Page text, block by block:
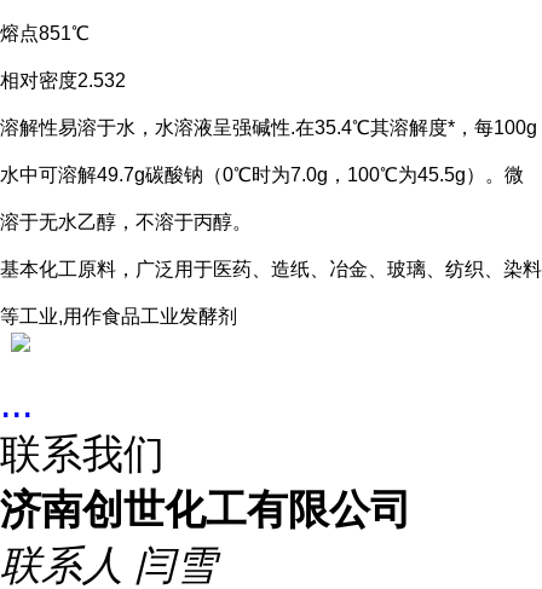
熔点851℃
相对密度2.532
溶解性易溶于水，水溶液呈强碱性.在35.4℃其溶解度*，每100g
水中可溶解49.7g碳酸钠（0℃时为7.0g，100℃为45.5g）。微
溶于无水乙醇，不溶于丙醇。
基本化工原料，广泛用于医药、造纸、冶金、玻璃、纺织、染料
等工业,用作食品工业发酵剂
...
联系我们
济南创世化工有限公司
联系人 闫雪